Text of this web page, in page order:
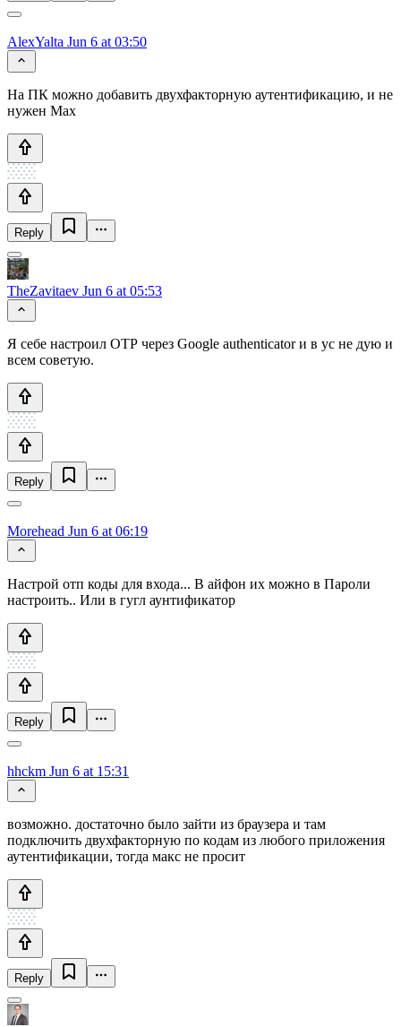
AlexYalta Jun 6 at 03:50
На ПК можно добавить двухфакторную аутентификацию, и не
нужен Мах
Reply
TheZavitaev Jun 6 at 05:53
Я себе настроил ОТР через Google authenticator и в ус не дую и
всем советую.
Reply
Morehead Jun 6 at 06:19
Настрой отп коды для входа... В айфон их можно в Пароли
настроить.. Или в гугл аунтификатор
Reply
hhckm Jun 6 at 15:31
возможно. достаточно было зайти из браузера и там
подключить двухфакторную по кодам из любого приложения
аутентификации, тогда макс не просит
Reply